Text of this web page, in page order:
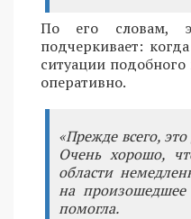
По его словам,
подчеркивает:
ситуации
оперативно.
«Прежде всего,
Очень хорошо,
области
на произошедшее
помогла.